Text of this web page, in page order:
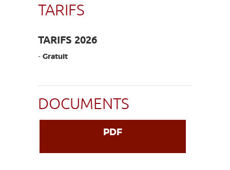
TARIFS
TARIFS 2026
- Gratuit
DOCUMENTS
PDF